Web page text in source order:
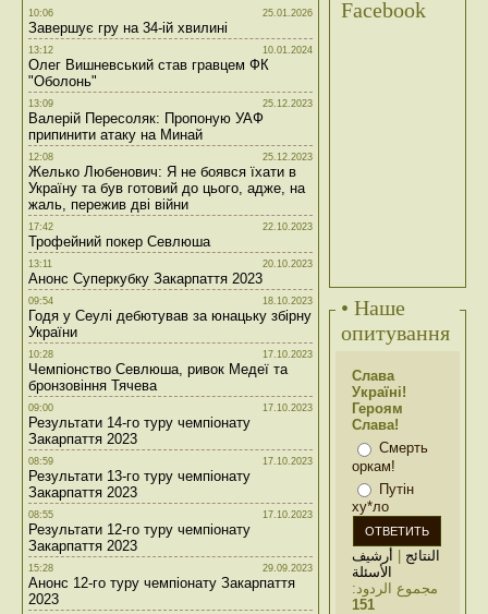
10:06 25.01.2026
Завершує гру на 34-ій хвилині
13:12 10.01.2024
Олег Вишневський став гравцем ФК
"Оболонь"
13:09 25.12.2023
Валерій Пересоляк: Пропоную УАФ
припинити атаку на Минай
12:08 25.12.2023
Желько Любенович: Я не боявся їхати в
Україну та був готовий до цього, адже, на
жаль, пережив дві війни
17:42 22.10.2023
Трофейний покер Севлюша
13:11 20.10.2023
Анонс Суперкубку Закарпаття 2023
09:54 18.10.2023
Годя у Сеулі дебютував за юнацьку збірну
України
10:28 17.10.2023
Чемпіонство Севлюша, ривок Медеї та
бронзовіння Тячева
09:00 17.10.2023
Результати 14-го туру чемпіонату
Закарпаття 2023
08:59 17.10.2023
Результати 13-го туру чемпіонату
Закарпаття 2023
08:55 17.10.2023
Результати 12-го туру чемпіонату
Закарпаття 2023
15:28 29.09.2023
Анонс 12-го туру чемпіонату Закарпаття
2023
Facebook
• Наше
опитування
Слава
Україні!
Героям
Слава!
Смерть
оркам!
Путін
ху*ло
النتائج | أرشيف
الأسئلة
مجموع الردود:
151